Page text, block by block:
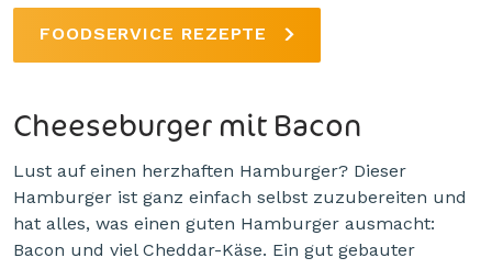
FOODSERVICE REZEPTE
Cheeseburger mit Bacon
Lust auf einen herzhaften Hamburger? Dieser
Hamburger ist ganz einfach selbst zuzubereiten und
hat alles, was einen guten Hamburger ausmacht:
Bacon und viel Cheddar-Käse. Ein gut gebauter